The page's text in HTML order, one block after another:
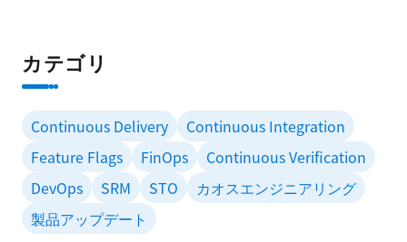
カテゴリ
Continuous Delivery
Continuous Integration
Feature Flags
FinOps
Continuous Verification
DevOps
SRM STO
カオスエンジニアリング
製品アップデート